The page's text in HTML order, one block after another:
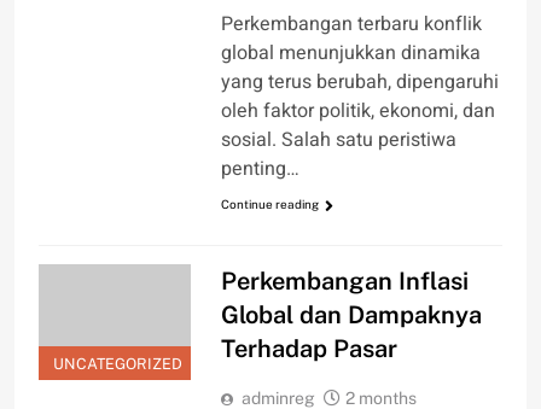
Perkembangan terbaru konflik
global menunjukkan dinamika
yang terus berubah, dipengaruhi
oleh faktor politik, ekonomi, dan
sosial. Salah satu peristiwa
penting…
Continue reading
UNCATEGORIZED
Perkembangan Inflasi
Global dan Dampaknya
Terhadap Pasar
adminreg
2 months